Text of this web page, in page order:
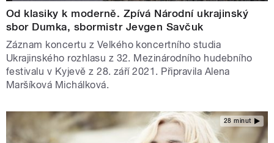
Od klasiky k moderně. Zpívá Národní ukrajinský
sbor Dumka, sbormistr Jevgen Savčuk
Záznam koncertu z Velkého koncertního studia
Ukrajinského rozhlasu z 32. Mezinárodního hudebního
festivalu v Kyjevě z 28. září 2021. Připravila Alena
Maršíková Michálková.
28 minut